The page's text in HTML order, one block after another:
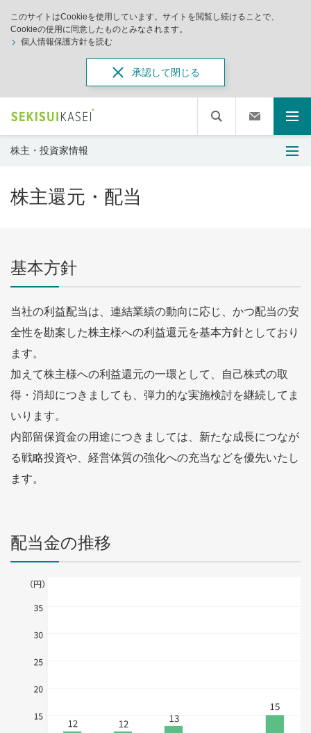
このサイトはCookieを使用しています。サイトを閲覧し続けることで、
Cookieの使用に同意したものとみなされます。
個人情報保護方針を読む
承認して閉じる
株主・投資家情報
株主還元・配当
基本方針
当社の利益配当は、連結業績の動向に応じ、かつ配当の安
全性を勘案した株主様への利益還元を基本方針としており
ます。
加えて株主様への利益還元の一環として、自己株式の取
得・消却につきましても、弾力的な実施検討を継続してま
いります。
内部留保資金の用途につきましては、新たな成長につなが
る戦略投資や、経営体質の強化への充当などを優先いたし
ます。
配当金の推移